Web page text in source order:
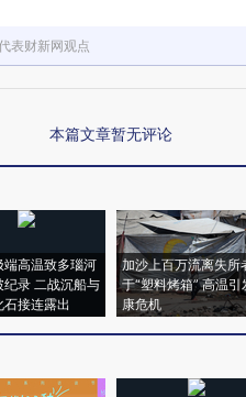
表财新网观点
本篇文章暂无评论
端高温致多瑙河
纪录 二战沉船与
石接连露出
加沙上百万流离失所
于“塑料烤箱” 高温引
康危机